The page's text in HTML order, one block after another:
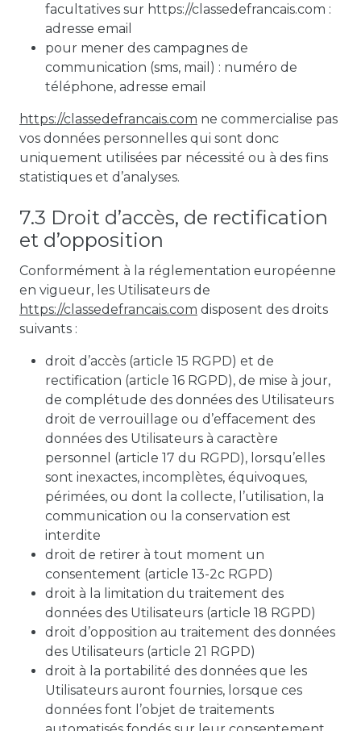
facultatives sur https://classedefrancais.com :
adresse email
pour mener des campagnes de
communication (sms, mail) : numéro de
téléphone, adresse email
https://classedefrancais.com ne commercialise pas
vos données personnelles qui sont donc
uniquement utilisées par nécessité ou à des fins
statistiques et d’analyses.
7.3 Droit d’accès, de rectification
et d’opposition
Conformément à la réglementation européenne
en vigueur, les Utilisateurs de
https://classedefrancais.com disposent des droits
suivants :
droit d’accès (article 15 RGPD) et de
rectification (article 16 RGPD), de mise à jour,
de complétude des données des Utilisateurs
droit de verrouillage ou d’effacement des
données des Utilisateurs à caractère
personnel (article 17 du RGPD), lorsqu’elles
sont inexactes, incomplètes, équivoques,
périmées, ou dont la collecte, l’utilisation, la
communication ou la conservation est
interdite
droit de retirer à tout moment un
consentement (article 13-2c RGPD)
droit à la limitation du traitement des
données des Utilisateurs (article 18 RGPD)
droit d’opposition au traitement des données
des Utilisateurs (article 21 RGPD)
droit à la portabilité des données que les
Utilisateurs auront fournies, lorsque ces
données font l’objet de traitements